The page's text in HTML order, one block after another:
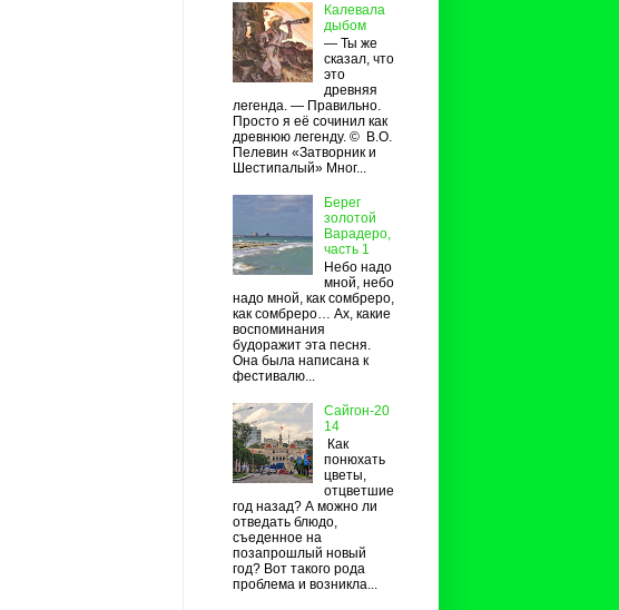
Калевала
дыбом
— Ты же
сказал, что
это
древняя
легенда. — Правильно.
Просто я её сочинил как
древнюю легенду. © В.О.
Пелевин «Затворник и
Шестипалый» Мног...
Берег
золотой
Варадеро,
часть 1
Небо надо
мной, небо
надо мной, как сомбреро,
как сомбреро… Ах, какие
воспоминания
будоражит эта песня.
Она была написана к
фестивалю...
Сайгон-20
14
Как
понюхать
цветы,
отцветшие
год назад? А можно ли
отведать блюдо,
съеденное на
позапрошлый новый
год? Вот такого рода
проблема и возникла...